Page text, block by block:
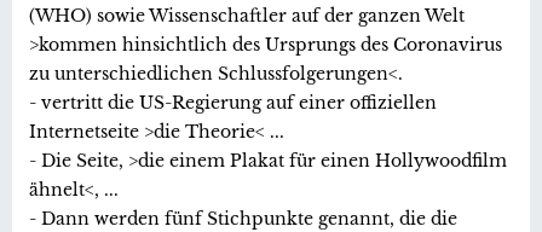
(WHO) sowie Wissenschaftler auf der ganzen Welt
>kommen hinsichtlich des Ursprungs des Coronavirus
zu unterschiedlichen Schlussfolgerungen<.
- vertritt die US-Regierung auf einer offiziellen
Internetseite >die Theorie< ...
- Die Seite, >die einem Plakat für einen Hollywoodfilm
ähnelt<, ...
- Dann werden fünf Stichpunkte genannt, die die